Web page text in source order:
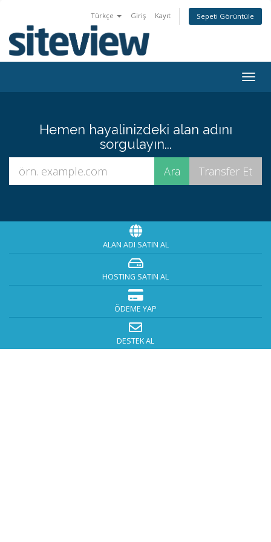
Türkçe Giriş Kayıt Sepeti Görüntüle
Hemen hayalinizdeki alan adını
sorgulayın...
ALAN ADI SATIN AL
HOSTING SATIN AL
ÖDEME YAP
DESTEK AL